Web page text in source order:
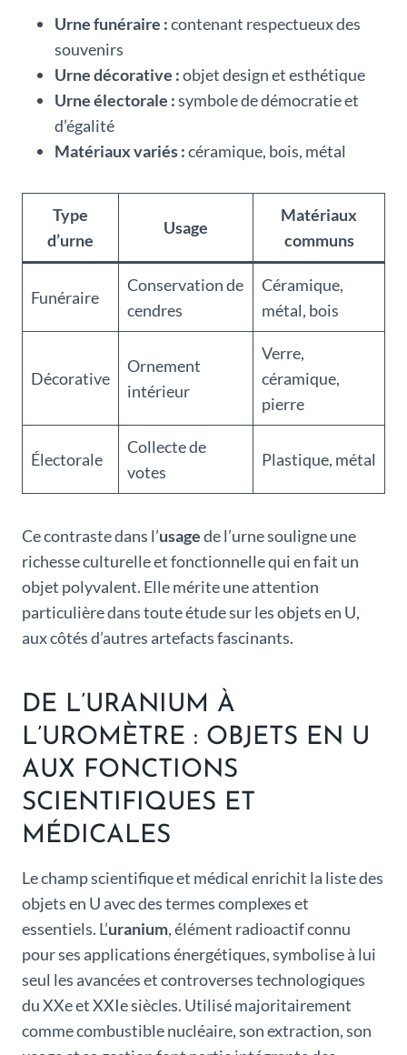
Urne funéraire :contenant respectueux des
souvenirs
Urne décorative :objet design et esthétique
Urne électorale :symbole de démocratie et
d’égalité
Matériaux variés :céramique, bois, métal
Type
d’urne
Usage
Matériaux
communs
Funéraire
Conservation de
cendres
Céramique,
métal, bois
Décorative
Ornement
intérieur
Verre,
céramique,
pierre
Électorale
Collecte de
votes
Plastique, métal
Ce contraste dans l’usagede l’urne souligne une
richesse culturelle et fonctionnelle qui en fait un
objet polyvalent. Elle mérite une attention
particulière dans toute étude sur les objets en U,
aux côtés d’autres artefacts fascinants.
DE L’URANIUM À
L’UROMÈTRE : OBJETS EN U
AUX FONCTIONS
SCIENTIFIQUES ET
MÉDICALES
Le champ scientifique et médical enrichit la liste des
objets en U avec des termes complexes et
essentiels. L’uranium, élément radioactif connu
pour ses applications énergétiques, symbolise à lui
seul les avancées et controverses technologiques
du XXe et XXIe siècles. Utilisé majoritairement
comme combustible nucléaire, son extraction, son